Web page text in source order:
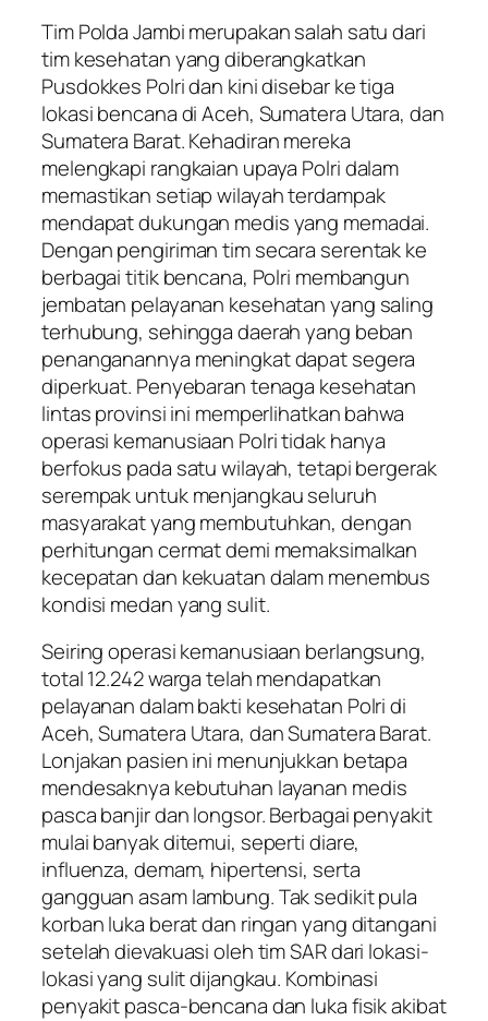
Tim Polda Jambi merupakan salah satu dari
tim kesehatan yang diberangkatkan
Pusdokkes Polri dan kini disebar ke tiga
lokasi bencana di Aceh, Sumatera Utara, dan
Sumatera Barat. Kehadiran mereka
melengkapi rangkaian upaya Polri dalam
memastikan setiap wilayah terdampak
mendapat dukungan medis yang memadai.
Dengan pengiriman tim secara serentak ke
berbagai titik bencana, Polri membangun
jembatan pelayanan kesehatan yang saling
terhubung, sehingga daerah yang beban
penanganannya meningkat dapat segera
diperkuat. Penyebaran tenaga kesehatan
lintas provinsi ini memperlihatkan bahwa
operasi kemanusiaan Polri tidak hanya
berfokus pada satu wilayah, tetapi bergerak
serempak untuk menjangkau seluruh
masyarakat yang membutuhkan, dengan
perhitungan cermat demi memaksimalkan
kecepatan dan kekuatan dalam menembus
kondisi medan yang sulit.
Seiring operasi kemanusiaan berlangsung,
total 12.242 warga telah mendapatkan
pelayanan dalam bakti kesehatan Polri di
Aceh, Sumatera Utara, dan Sumatera Barat.
Lonjakan pasien ini menunjukkan betapa
mendesaknya kebutuhan layanan medis
pasca banjir dan longsor. Berbagai penyakit
mulai banyak ditemui, seperti diare,
influenza, demam, hipertensi, serta
gangguan asam lambung. Tak sedikit pula
korban luka berat dan ringan yang ditangani
setelah dievakuasi oleh tim SAR dari lokasi-
lokasi yang sulit dijangkau. Kombinasi
penyakit pasca-bencana dan luka fisik akibat